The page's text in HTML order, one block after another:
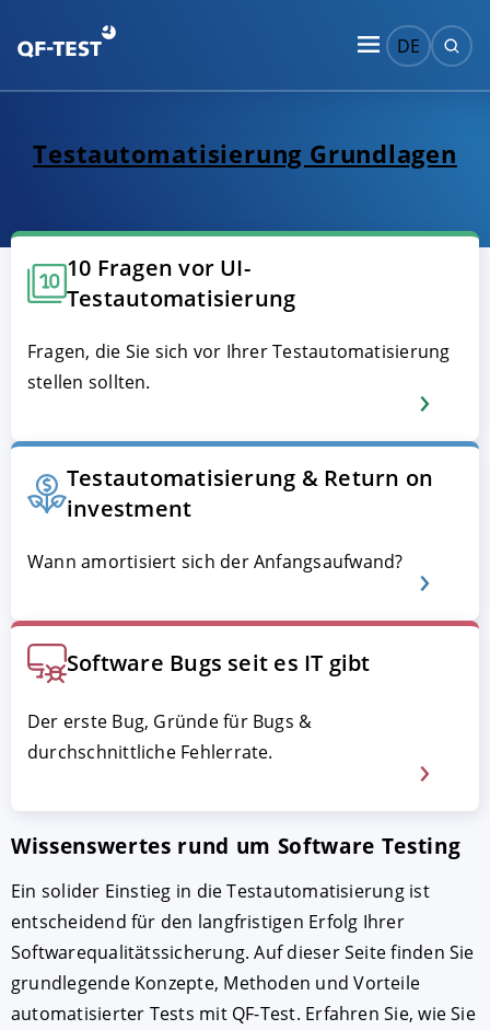
DE
Test­automatisierung Grundlagen
10 Fragen vor UI-
Testautomatisierung
Fragen, die Sie sich vor Ihrer Testautomatisierung
stellen sollten.
Testautomatisierung & Return on
investment
Wann amortisiert sich der Anfangsaufwand?
Software Bugs seit es IT gibt
Der erste Bug, Gründe für Bugs &
durchschnittliche Fehlerrate.
Wissenswertes rund um Software Testing
Ein solider Einstieg in die Testautomatisierung ist
entscheidend für den langfristigen Erfolg Ihrer
Softwarequalitätssicherung. Auf dieser Seite finden Sie
grundlegende Konzepte, Methoden und Vorteile
automatisierter Tests mit QF-Test. Erfahren Sie, wie Sie
AKZEPTIEREN KONFIGURIEREN